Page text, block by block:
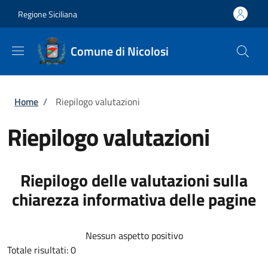
Regione Siciliana
Comune di Nicolosi
Briciole di pane
Home / Riepilogo valutazioni
Riepilogo valutazioni
Riepilogo delle valutazioni sulla
chiarezza informativa delle pagine
Nessun aspetto positivo
Totale risultati: 0